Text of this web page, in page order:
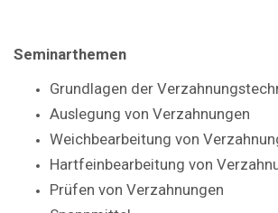
Seminarthemen
Grundlagen der
Auslegung von Verzahnungen
Weichbearbeitung von
Hartfeinbearbeitung von
Prüfen von Verzahnungen